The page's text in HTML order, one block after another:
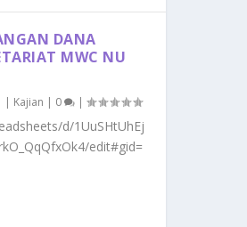
DANA
MWC NU
| Kajian | 0 |
d/1UuSHtUhEj
edit#gid=